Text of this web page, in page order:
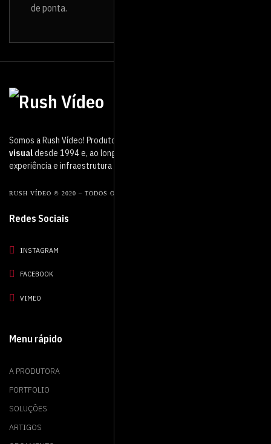
de ponta.
Somos a Rush Vídeo! Produtora de vídeo que atua no mercado
visualdesde 1994 e, ao longo desse período, adquirimos muita
experiência e infraestrutura de ponta.
RUSH VÍDEO © 2020 – TODOS OS DIREITOS RESERVADOS.
Redes Sociais
INSTAGRAM
FACEBOOK
VIMEO
Menu rápido
A PRODUTORA
PORTFOLIO
SOLUÇÕES
ARTIGOS